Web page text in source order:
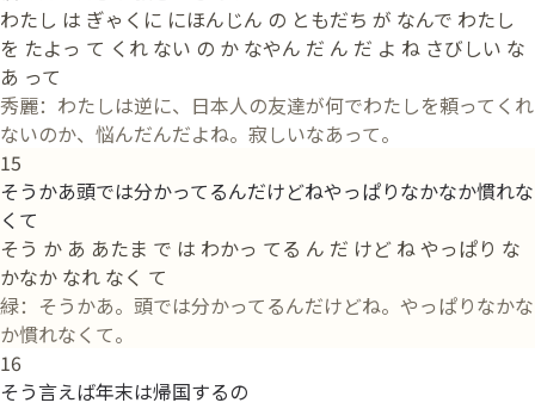
わたし は ぎゃくに にほんじん の ともだち が なんで わたし
を たよっ て くれ ない の か なやん だ ん だ よ ね さびしい な
あ って
秀麗：わたしは逆に、日本人の友達が何でわたしを頼ってくれ
ないのか、悩んだんだよね。寂しいなあって。
15
そうかあ頭では分かってるんだけどねやっぱりなかなか慣れな
くて
そう か あ あたま で は わかっ てる ん だ けど ね やっぱり な
かなか なれ なく て
緑：そうかあ。頭では分かってるんだけどね。やっぱりなかな
か慣れなくて。
16
そう言えば年末は帰国するの